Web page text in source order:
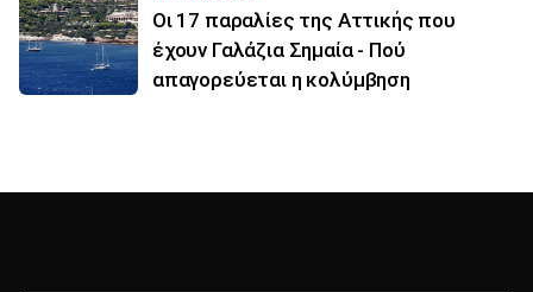
Οι 17 παραλίες της Αττικής που
έχουν Γαλάζια Σημαία - Πού
απαγορεύεται η κολύμβηση